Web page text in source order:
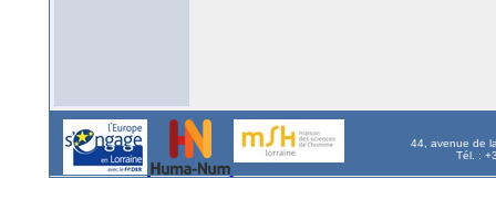
44, avenue de
Tél. :